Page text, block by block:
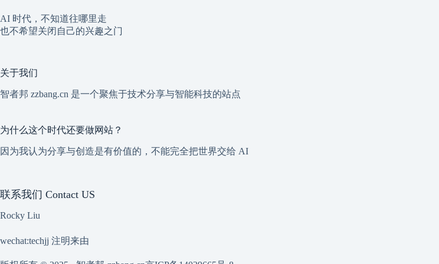
AI 时代，不知道往哪里走
也不希望关闭自己的兴趣之门
关于我们
智者邦 zzbang.cn 是一个聚焦于技术分享与智能科技的站点
为什么这个时代还要做网站？
因为我认为分享与创造是有价值的，不能完全把世界交给 AI
联系我们 Contact US
Rocky Liu
wechat:techjj 注明来由